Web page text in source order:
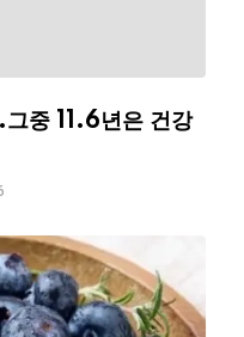
중 11.6년은 건강